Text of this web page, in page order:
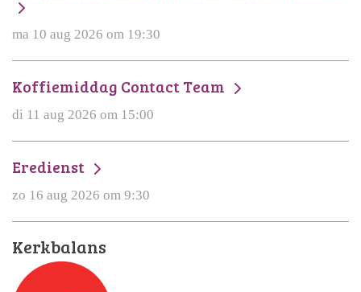
ma 10 aug 2026 om 19:30
Koffiemiddag Contact Team
di 11 aug 2026 om 15:00
Eredienst
zo 16 aug 2026 om 9:30
Kerkbalans